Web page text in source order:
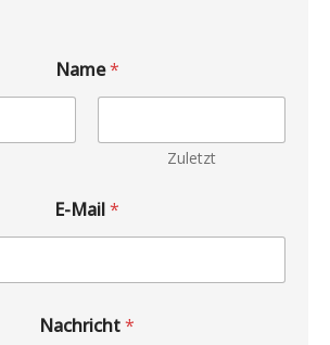
Name*
Zuletzt
E-Mail*
Nachricht*